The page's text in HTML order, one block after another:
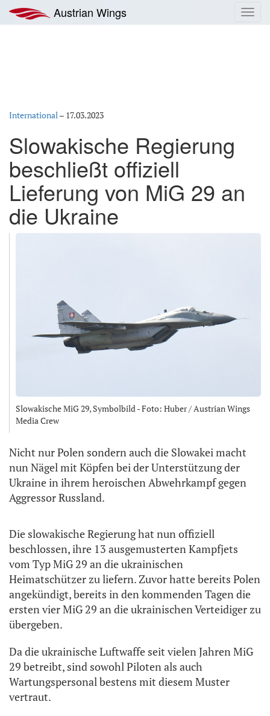
Inhalt
springen
Austrian Wings
International– 17.03.2023
Slowakische Regierung
beschließt offiziell
Lieferung von MiG 29 an
die Ukraine
Slowakische MiG 29, Symbolbild - Foto: Huber / Austrian Wings
Media Crew
Nicht nur Polen sondern auch die Slowakei macht
nun Nägel mit Köpfen bei der Unterstützung der
Ukraine in ihrem heroischen Abwehrkampf gegen
Aggressor Russland.
Die slowakische Regierung hat nun offiziell
beschlossen, ihre 13 ausgemusterten Kampfjets
vom Typ MiG 29 an die ukrainischen
Heimatschützer zu liefern. Zuvor hatte bereits Polen
angekündigt, bereits in den kommenden Tagen die
ersten vier MiG 29 an die ukrainischen Verteidiger zu
übergeben.
Da die ukrainische Luftwaffe seit vielen Jahren MiG
29 betreibt, sind sowohl Piloten als auch
Wartungspersonal bestens mit diesem Muster
vertraut.